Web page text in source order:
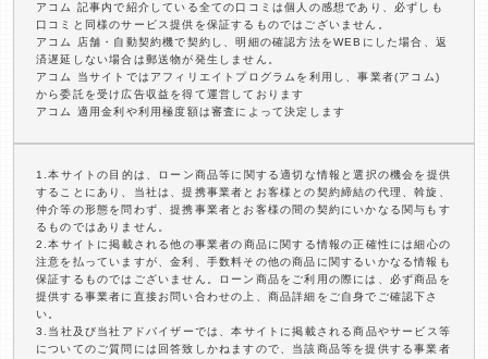
アコム 記事内で紹介している全ての口コミは個人の感想であり、必ずしも
口コミと同様のサービス提供を保証するものではございません。
アコム 店舗・自動契約機で契約し、明細の確認方法をWEBにした場合、返
済遅延しない場合は郵送物が発生しません。
アコム 当サイトではアフィリエイトプログラムを利用し、事業者(アコム)
から委託を受け広告収益を得て運営しております
アコム 適用金利や利用極度額は審査によって決定します
1.本サイトの目的は、ローン商品等に関する適切な情報と選択の機会を提供
することにあり、当社は、提携事業者とお客様との契約締結の代理、斡旋、
仲介等の形態を問わず、提携事業者とお客様の間の契約にいかなる関与もす
るものではありません。
2.本サイトに掲載される他の事業者の商品に関する情報の正確性には細心の
注意を払っていますが、金利、手数料その他の商品に関するいかなる情報も
保証するものではございません。ローン商品をご利用の際には、必ず商品を
提供する事業者に直接お問い合わせの上、商品詳細をご自身でご確認下さ
い。
3.当社及び当社アドバイザーでは、本サイトに掲載される商品やサービス等
についてのご質問には回答致しかねますので、当該商品等を提供する事業者